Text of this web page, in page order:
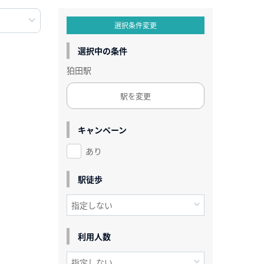
選択条件変更
選択中の条件
狛田駅
駅を変更
キャンペーン
あり
駅徒歩
利用人数